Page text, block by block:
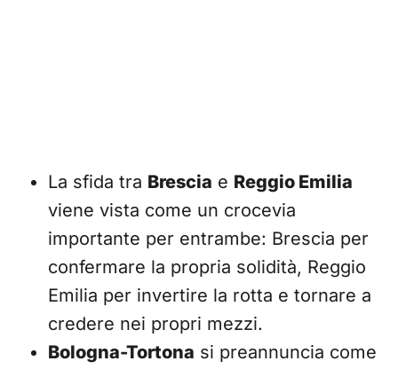
La sfida tra Brescia e Reggio Emilia
viene vista come un crocevia
importante per entrambe: Brescia per
confermare la propria solidità, Reggio
Emilia per invertire la rotta e tornare a
credere nei propri mezzi.
Bologna-Tortona si preannuncia come